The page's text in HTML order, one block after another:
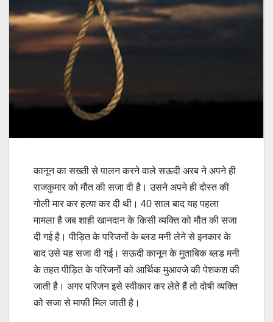
कानून का सख्ती से पालन करने वाले सऊदी अरब ने अपने ही
राजकुमार को मौत की सजा दी है। उसने अपने ही दोस्त की
गोली मार कर हत्या कर दी थी। 40 साल बाद यह पहला
मामला है जब शाही खानदान के किसी व्यक्ति को मौत की सजा
दी गई है। पीड़ित के परिजनों के ब्लड मनी लेने से इनकार के
बाद उसे यह सजा दी गई। सऊदी कानून के मुताबिक ब्लड मनी
के तहत पीड़ित के परिजनों को आर्थिक मुआवजे की पेशकश की
जाती है। अगर परिजन इसे स्वीकार कर लेते हैं तो दोषी व्यक्ति
को सजा से माफी मिल जाती है।